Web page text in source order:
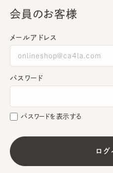
会員のお客様
メールアドレス
パスワード
パスワードを表示する